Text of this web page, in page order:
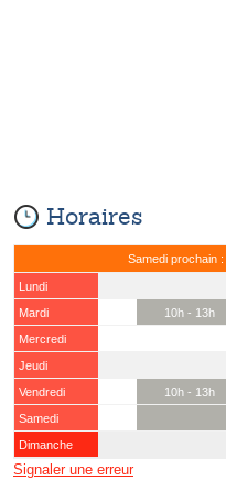
Horaires
Samedi prochain :
Lundi
Mardi
10h - 13h
Mercredi
Jeudi
Vendredi
10h - 13h
Samedi
Dimanche
Signaler une erreur